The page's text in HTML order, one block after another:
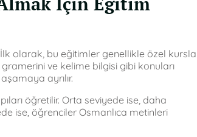
olarak, bu eğitimler genellikle özel
gramerini ve kelime bilgisi gibi konuları
ayrılır.
öğretilir. Orta seviyede ise, daha
ise, öğrenciler Osmanlıca metinleri